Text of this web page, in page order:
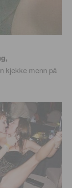
kjekke menn på